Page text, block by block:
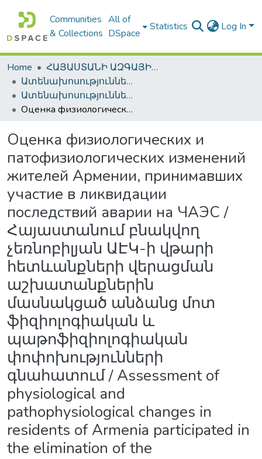
Communities
& Collections
All of
DSpace
Statistics Log In
Home
ՀԱՅԱՍՏԱՆԻ ԱԶԳԱՅԻՆ ԳՐԱԴԱՐԱՆԻ ԹՎԱՅԻՆ ՊԱՀՈՑ / DIGITAL REPOSITORY OF NLA
Ատենախոսություններ և սեղմագրեր / Theses & Abstracts
Ատենախոսություններ և սեղմագրեր / Theses & Abstracts
Оценка физиологических и патофизиологических изменений жителей Армении, принимавших участие в ликвидации последствий аварии на ЧАЭС / Հայաստանում բնակվող չեռնոբիլյան ԱԷԿ-ի վթարի հետևանքների վերացման աշխատանքներին մասնակցած անձանց մոտ ֆիզիոլոգիական և պաթոֆիզիոլոգիական փոփոխությունների գնահատում / Assessment of physiological and pathophysiological changes in residents of Armenia participated in the elimination of the consequences of the Chernobyl accident
Оценка физиологических и
патофизиологических изменений
жителей Армении, принимавших
участие в ликвидации
последствий аварии на ЧАЭС /
Հայաստանում բնակվող
չեռնոբիլյան ԱԷԿ-ի վթարի
հետևանքների վերացման
աշխատանքներին
մասնակցած անձանց մոտ
ֆիզիոլոգիական և
պաթոֆիզիոլոգիական
փոփոխությունների
գնահատում / Assessment of
physiological and
pathophysiological changes in
residents of Armenia participated in
the elimination of the